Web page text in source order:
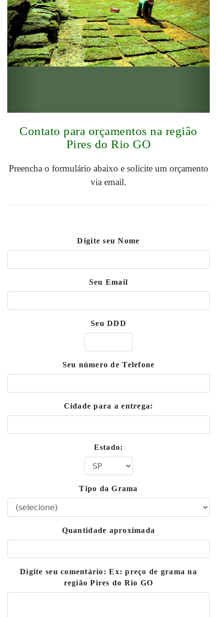
Contato para orçamentos na região
Pires do Rio GO
Preencha o formulário abaixo e solicite um orçamento
via email.
Digite seu Nome
Seu Email
Seu DDD
Seu número de Telefone
Cidade para a entrega:
Estado:
Tipo da Grama
Quantidade aproximada
Digite seu comentário: Ex: preço de grama na
região Pires do Rio GO